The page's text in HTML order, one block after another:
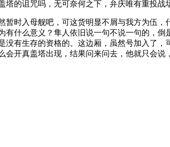
的诅咒吗，无可奈何之下，弁庆唯有重投战
时入母舰吧，可这货明显不屑与我方为伍，
什么意义？隼人依旧说一句不说一句的，
有生存的资格的。这边厢，虽然号加入了
开真盖塔出现，结果问来问去，他就只会